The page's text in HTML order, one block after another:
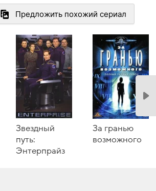
Предложить похожий сериал
Звездный
путь:
Энтерпрайз
За гранью
возможного